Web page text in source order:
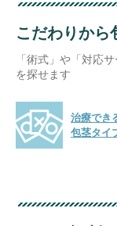
こだわりから
「術式」や「対応
を探せます
治療でき
包茎タイ